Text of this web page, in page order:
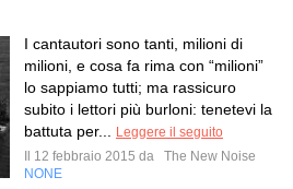
I cantautori sono tanti, milioni di
milioni, e cosa fa rima con “milioni”
lo sappiamo tutti; ma rassicuro
subito i lettori più burloni: tenetevi la
battuta per...
Leggere il seguito
Il 12 febbraio 2015 da
The New Noise
NONE